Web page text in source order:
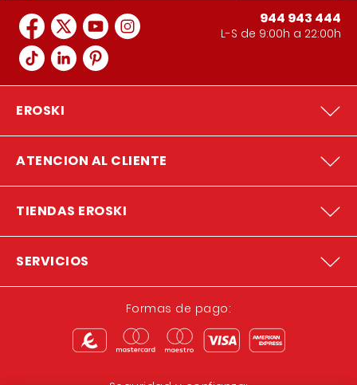
944 943 444
L-S de 9:00h a 22:00h
EROSKI
ATENCION AL CLIENTE
TIENDAS EROSKI
SERVICIOS
Formas de pago: